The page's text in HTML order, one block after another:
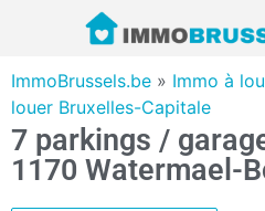
ImmoBrussels.be » Immo à
louer Bruxelles-Capitale
7 parkings /
1170 Watermael-